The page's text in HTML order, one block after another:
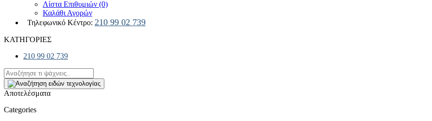
Λίστα Επιθυμιών (0)
Καλάθι Αγορών
Τηλεφωνικό Κέντρο: 210 99 02 739
ΚΑΤΗΓΟΡΙΕΣ
210 99 02 739
Αποτελέσματα
Categories